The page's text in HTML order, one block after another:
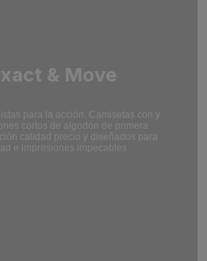
& Move
para la acción. Camisetas con y
cortos de algodón de primera
calidad precio y diseñados para
e impresiones impecables.